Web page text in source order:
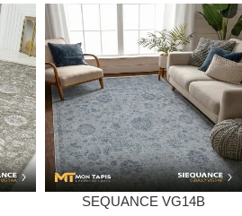
SEQUANCE VG14B